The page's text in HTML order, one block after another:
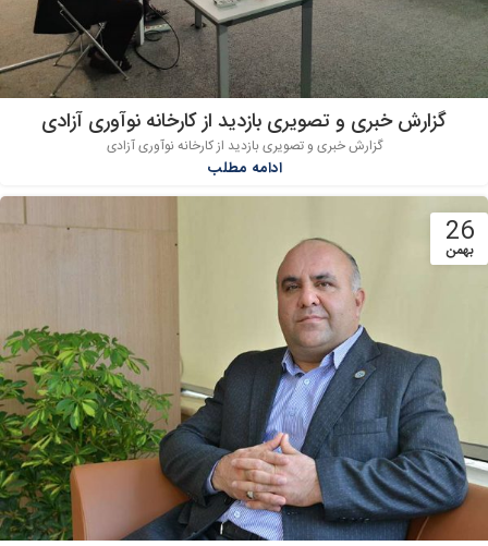
گزارش خبری و تصویری بازدید از کارخانه نوآوری آزادی
گزارش خبری و تصویری بازدید از کارخانه نوآوری آزادی
ادامه مطلب
26
بهمن